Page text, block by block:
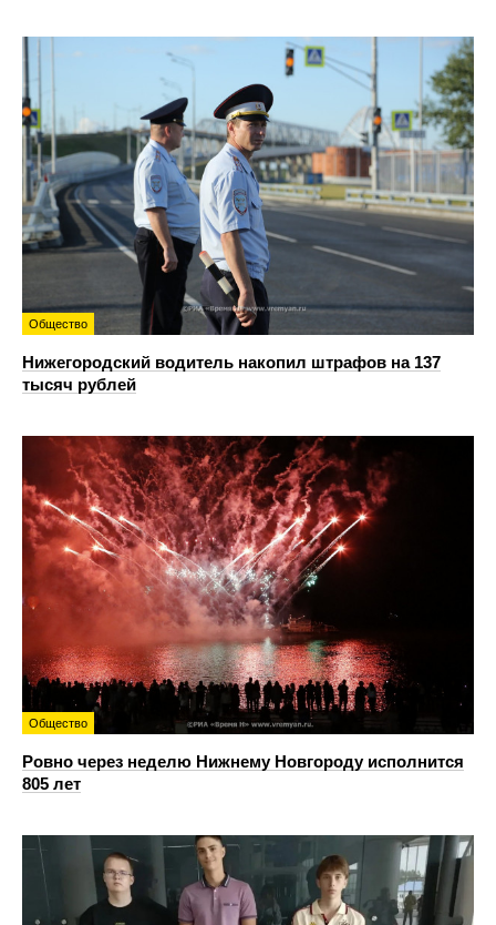
Общество
Нижегородский водитель накопил штрафов на 137
тысяч рублей
Общество
Ровно через неделю Нижнему Новгороду исполнится
805 лет